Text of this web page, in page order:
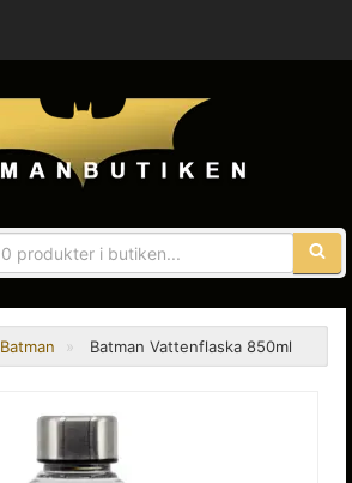
Batman Batman Vattenflaska 850ml